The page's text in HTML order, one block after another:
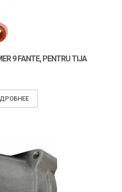
9 FANTE, PENTRU TIJA